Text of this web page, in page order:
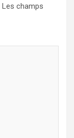
Les champs